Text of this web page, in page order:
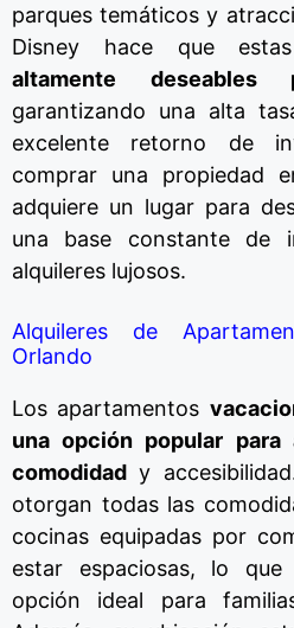
parques temáticos y
Disney hace que
altamente
garantizando una alta
excelente retorno de
comprar una propiedad
adquiere un lugar para
una base constante de
alquileres lujosos.
Alquileres de
Orlando
Los apartamentos
una opción popular para
comodidad y
otorgan todas las
cocinas equipadas por
estar espaciosas, lo
opción ideal para